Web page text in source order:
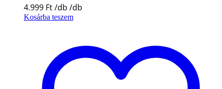
4.999 Ft
Kosárba teszem